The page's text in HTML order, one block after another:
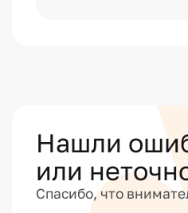
Нашли
или
Спасибо, что